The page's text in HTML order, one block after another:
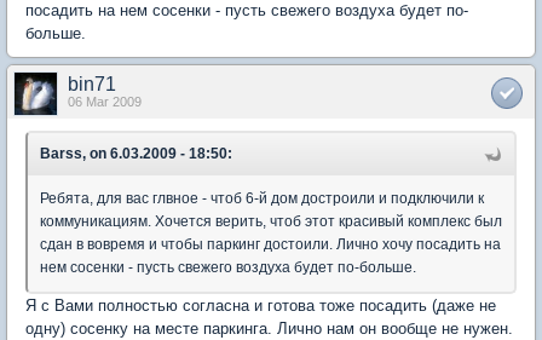
посадить на нем сосенки - пусть свежего воздуха будет по-
больше.
bin71
06 Mar 2009
Barss, on 6.03.2009 - 18:50:
Ребята, для вас глвное - чтоб 6-й дом достроили и подключили к
коммуникациям. Хочется верить, чтоб этот красивый комплекс был
сдан в вовремя и чтобы паркинг достоили. Лично хочу посадить на
нем сосенки - пусть свежего воздуха будет по-больше.
Я с Вами полностью согласна и готова тоже посадить (даже не
одну) сосенку на месте паркинга. Лично нам он вообще не нужен.